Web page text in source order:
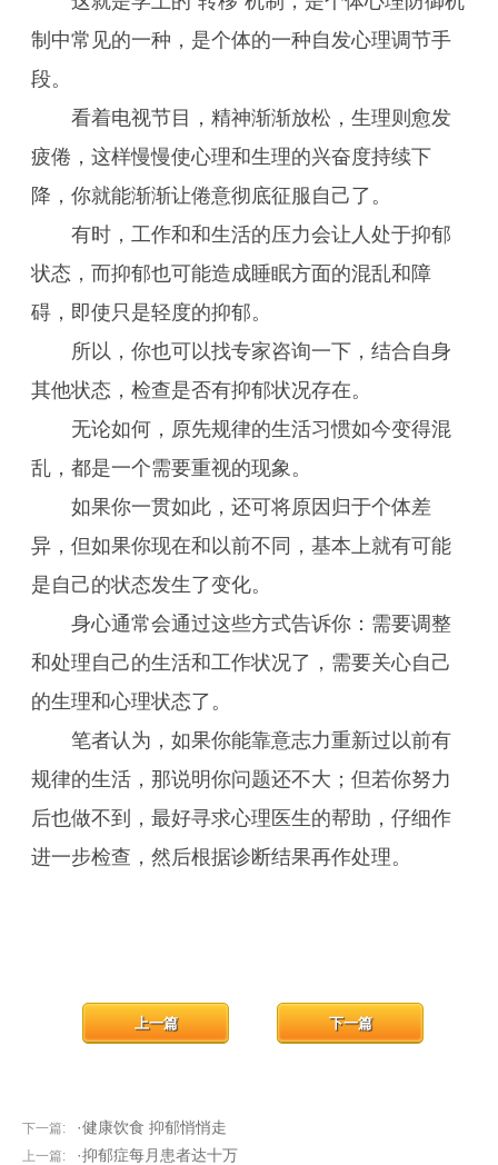
制中常见的一种，是个体的一种自发心理调节手
段。
看着电视节目，精神渐渐放松，生理则愈发
疲倦，这样慢慢使心理和生理的兴奋度持续下
降，你就能渐渐让倦意彻底征服自己了。
有时，工作和和生活的压力会让人处于抑郁
状态，而抑郁也可能造成睡眠方面的混乱和障
碍，即使只是轻度的抑郁。
所以，你也可以找专家咨询一下，结合自身
其他状态，检查是否有抑郁状况存在。
无论如何，原先规律的生活习惯如今变得混
乱，都是一个需要重视的现象。
如果你一贯如此，还可将原因归于个体差
异，但如果你现在和以前不同，基本上就有可能
是自己的状态发生了变化。
身心通常会通过这些方式告诉你：需要调整
和处理自己的生活和工作状况了，需要关心自己
的生理和心理状态了。
笔者认为，如果你能靠意志力重新过以前有
规律的生活，那说明你问题还不大；但若你努力
后也做不到，最好寻求心理医生的帮助，仔细作
进一步检查，然后根据诊断结果再作处理。
下一篇: ·健康饮食 抑郁悄悄走
下一篇
上一篇: ·抑郁症每月患者达十万
上一篇